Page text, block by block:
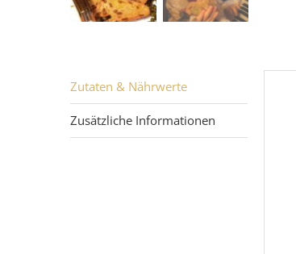
Zutaten & Nährwerte
Zusätzliche Informationen